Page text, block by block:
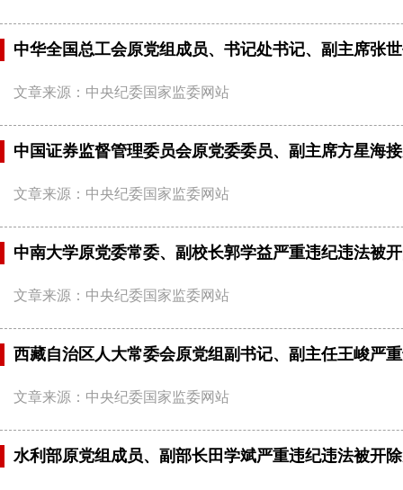
中华全国总工会原党组成员、书记处书记、副主席张
文章来源：中央纪委国家监委网站
中国证券监督管理委员会原党委委员、副主席方星海
文章来源：中央纪委国家监委网站
中南大学原党委常委、副校长郭学益严重违纪违法被
文章来源：中央纪委国家监委网站
西藏自治区人大常委会原党组副书记、副主任王峻严
文章来源：中央纪委国家监委网站
水利部原党组成员、副部长田学斌严重违纪违法被开